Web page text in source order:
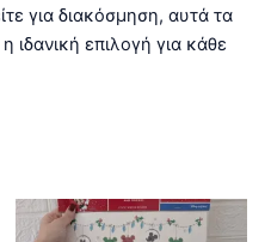
για διακόσμηση, αυτά τα
ιδανική επιλογή για κάθε